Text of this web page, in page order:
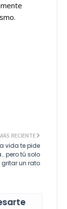
RECIENTE
vida te pide
pero tú solo
gritar un rato